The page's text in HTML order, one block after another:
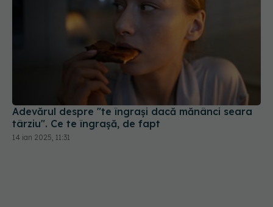
Adevărul despre "te îngrași dacă mănânci seara
târziu". Ce te îngrașă, de fapt
14 ian 2025, 11:31